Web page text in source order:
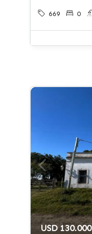
669 0
USD 130.000